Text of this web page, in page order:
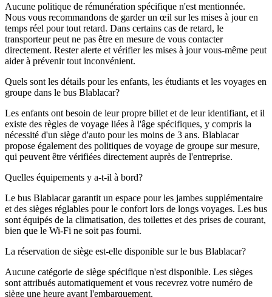
Aucune politique de rémunération spécifique n'est mentionnée.
Nous vous recommandons de garder un œil sur les mises à jour en
temps réel pour tout retard. Dans certains cas de retard, le
transporteur peut ne pas être en mesure de vous contacter
directement. Rester alerte et vérifier les mises à jour vous-même peut
aider à prévenir tout inconvénient.
Quels sont les détails pour les enfants, les étudiants et les voyages en
groupe dans le bus Blablacar?
Les enfants ont besoin de leur propre billet et de leur identifiant, et il
existe des règles de voyage liées à l'âge spécifiques, y compris la
nécessité d'un siège d'auto pour les moins de 3 ans. Blablacar
propose également des politiques de voyage de groupe sur mesure,
qui peuvent être vérifiées directement auprès de l'entreprise.
Quelles équipements y a-t-il à bord?
Le bus Blablacar garantit un espace pour les jambes supplémentaire
et des sièges réglables pour le confort lors de longs voyages. Les bus
sont équipés de la climatisation, des toilettes et des prises de courant,
bien que le Wi-Fi ne soit pas fourni.
La réservation de siège est-elle disponible sur le bus Blablacar?
Aucune catégorie de siège spécifique n'est disponible. Les sièges
sont attribués automatiquement et vous recevrez votre numéro de
siège une heure avant l'embarquement.